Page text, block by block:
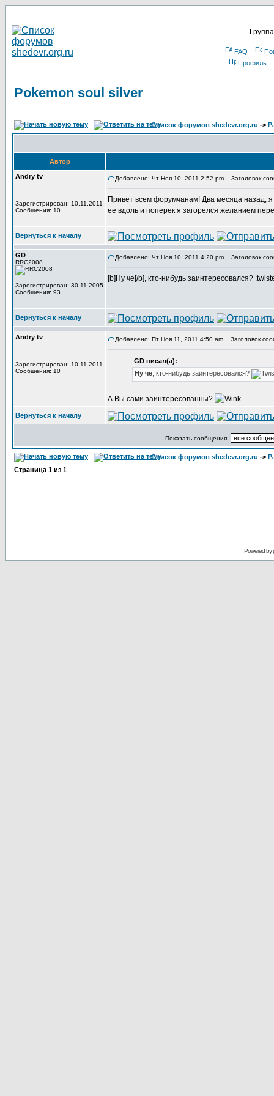
FAQ
Профиль
Pokemon soul silver
Список форумов shedevr.org.ru ->
Автор
Andry tv
Зарегистрирован: 10.11.2011
Сообщения: 10
Добавлено: Чт Ноя 10, 2011 2:52 pm Заголовок
Привет всем форумчанам! Два месяца назад,
ее вдоль и поперек я загорелся желанием
Вернуться к началу
GD
RRC2008
Зарегистрирован: 30.11.2005
Сообщения: 93
Добавлено: Чт Ноя 10, 2011 4:20 pm Заголовок
[b]Ну че[/b], кто-нибудь заинтересовался?
Вернуться к началу
Andry tv
Зарегистрирован: 10.11.2011
Сообщения: 10
Добавлено: Пт Ноя 11, 2011 4:50 am Заголовок
GD писал(а):
Ну че , кто-нибудь заинтересовался?
А Вы сами заинтересованны?
Вернуться к началу
Показать сообщения:
Список форумов shedevr.org.ru ->
Страница 1 из 1
Powered by